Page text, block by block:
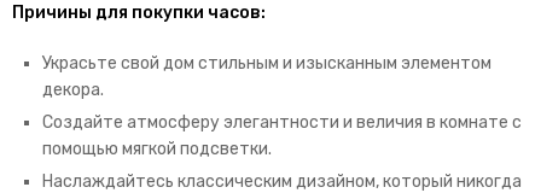
Причины для покупки часов:
Украсьте свой дом стильным и изысканным элементом
декора.
Создайте атмосферу элегантности и величия в комнате с
помощью мягкой подсветки.
Наслаждайтесь классическим дизайном, который никогда